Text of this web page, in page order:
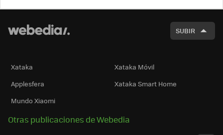
SUBIR
Xataka
Xataka Móvil
Applesfera
Xataka Smart Home
Mundo Xiaomi
Otras publicaciones de Webedia